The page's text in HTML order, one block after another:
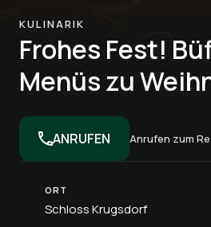
KULINARIK
Frohes Fest!
Menüs zu
ANRUFEN Anrufen zum
ORT
Schloss Krugsdorf